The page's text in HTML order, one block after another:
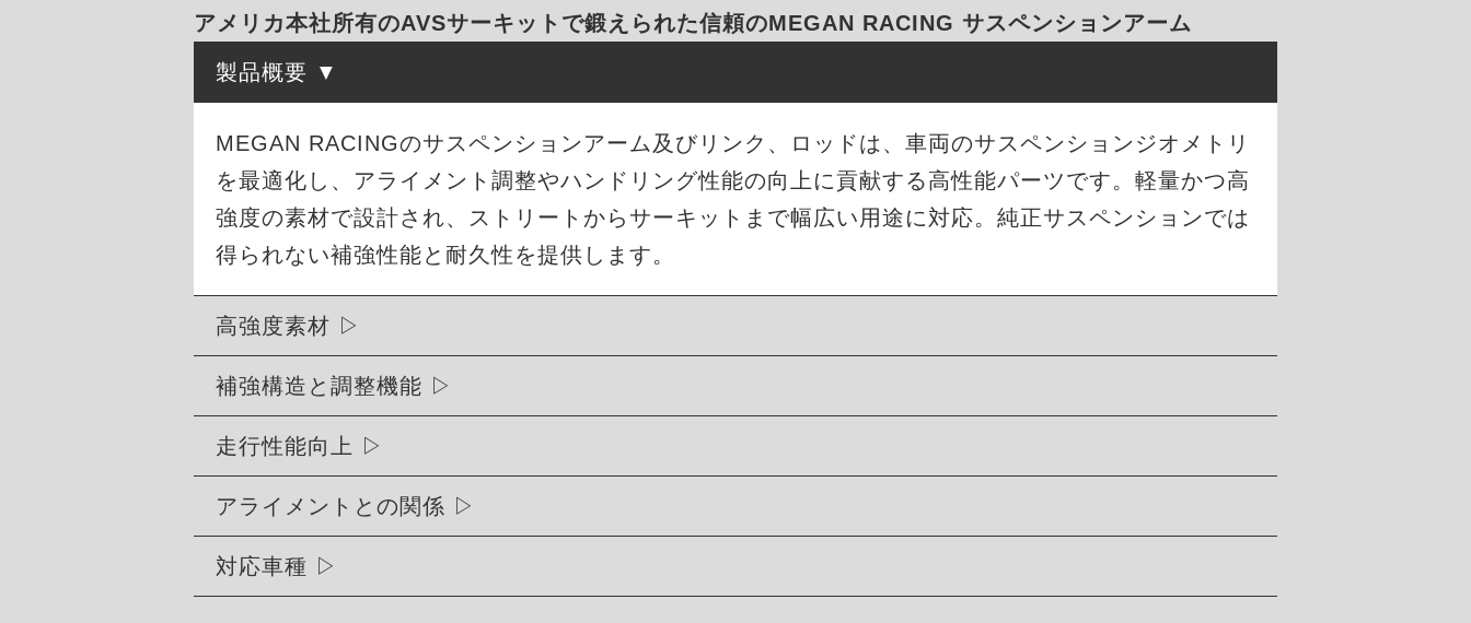
アメリカ本社所有のAVSサーキットで鍛えられた信頼のMEGAN RACING サスペンションアーム
製品概要
MEGAN RACINGのサスペンションアーム及びリンク、ロッドは、車両のサスペンションジオメトリ
を最適化し、アライメント調整やハンドリング性能の向上に貢献する高性能パーツです。軽量かつ高
強度の素材で設計され、ストリートからサーキットまで幅広い用途に対応。純正サスペンションでは
得られない補強性能と耐久性を提供します。
高強度素材
補強構造と調整機能
走行性能向上
アライメントとの関係
対応車種